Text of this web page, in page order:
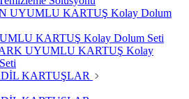
UYUMLU KARTUŞ Kolay Dolum
KARTUŞ Kolay Dolum Seti
UYUMLU KARTUŞ Kolay
KARTUŞLAR